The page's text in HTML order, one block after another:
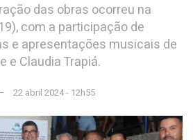
das obras ocorreu na
com a participação de
e apresentações musicais de
e Claudia Trapiá.
22 abril 2024 - 12h55